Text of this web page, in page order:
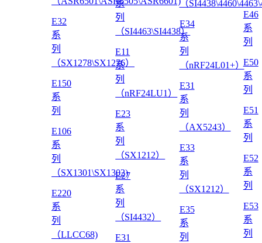
E32
系
列
（SX1278\SX1276）
E150
系
列
E106
系
列
（SX1301\SX1302)
E220
系
列
（LLCC68)
系
列
（SI4463\SI4438）
E11
系
列
（nRF24LU1）
E23
系
列
（SX1212）
E27
系
列
（SI4432）
E31
（
E34
系
列
（nRF24L01+）
E31
系
列
（AX5243）
E33
系
列
（SX1212）
E35
系
列
E46
系
列
E50
系
列
E51
系
列
E52
系
列
E53
系
列